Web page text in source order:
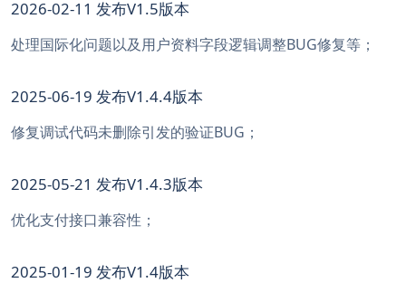
2026-02-11 发布V1.5版本
处理国际化问题以及用户资料字段逻辑调整BUG修复等；
2025-06-19 发布V1.4.4版本
修复调试代码未删除引发的验证BUG；
2025-05-21 发布V1.4.3版本
优化支付接口兼容性；
2025-01-19 发布V1.4版本